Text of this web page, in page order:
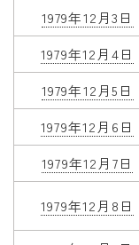
子供のお祝い
厄年
長寿のお祝い
季節の工作
紋切り遊び
1979年12月3日
1979年12月4日
1979年12月5日
1979年12月6日
1979年12月7日
1979年12月8日